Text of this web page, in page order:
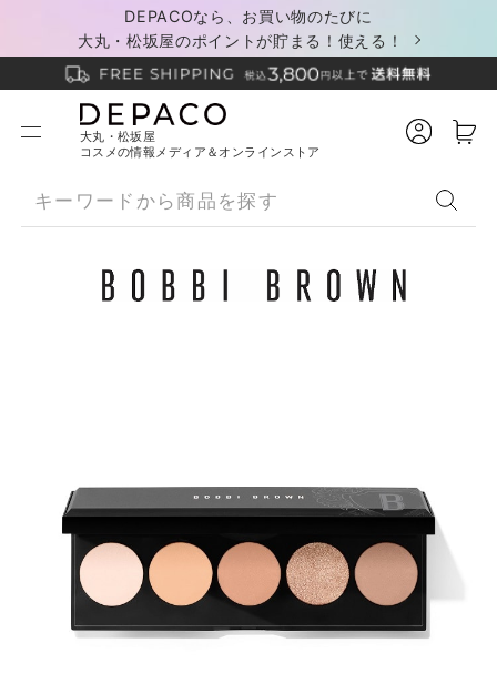
DEPACOなら、お買い物のたびに
大丸・松坂屋のポイントが貯まる！使える！
大丸・松坂屋
コスメの情報メディア＆オンラインストア